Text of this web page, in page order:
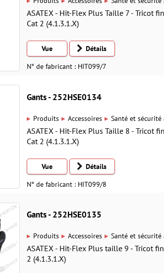
ASATEX - Hit-Flex Plus Taille 7 - Tricot
Cat 2 (4.1.3.1.X)
Vue
Détails
N° de fabricant : HIT099/7
Gants - 252HSE0134
▸ Produits ▸ Accessoires ▸ Santé et
ASATEX - Hit-Flex Plus Taille 8 - Tricot
Cat 2 (4.1.3.1.X)
Vue
Détails
N° de fabricant : HIT099/8
Gants - 252HSE0135
▸ Produits ▸ Accessoires ▸ Santé et
ASATEX - Hit-Flex Plus taille 9 - Tricot
2 (4.1.3.1.X)